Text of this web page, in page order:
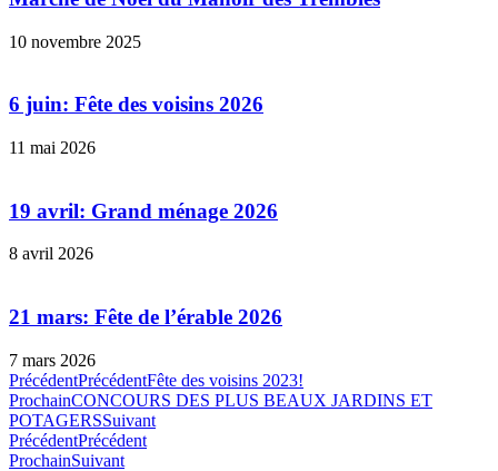
10 novembre 2025
6 juin: Fête des voisins 2026
11 mai 2026
19 avril: Grand ménage 2026
8 avril 2026
21 mars: Fête de l’érable 2026
7 mars 2026
PrécédentPrécédentFête des voisins 2023!
ProchainCONCOURS DES PLUS BEAUX JARDINS ET
POTAGERSSuivant
PrécédentPrécédent
ProchainSuivant